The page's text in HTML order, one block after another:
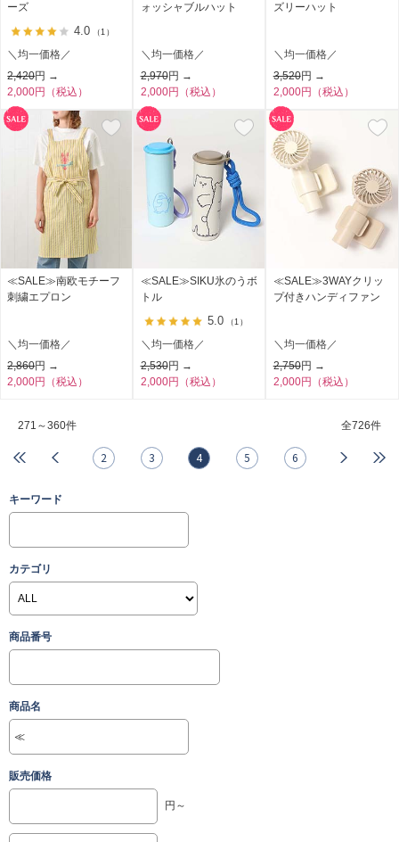
ーズ
4.0 （1）
＼均一価格／
2,420円 →
2,000円（税込）
ォッシャブルハット
＼均一価格／
2,970円 →
2,000円（税込）
ズリーハット
＼均一価格／
3,520円 →
2,000円（税込）
≪SALE≫南欧モチーフ
刺繍エプロン
＼均一価格／
2,860円 →
2,000円（税込）
≪SALE≫SIKU氷のうボ
トル
5.0 （1）
＼均一価格／
2,530円 →
2,000円（税込）
≪SALE≫3WAYクリッ
プ付きハンディファン
＼均一価格／
2,750円 →
2,000円（税込）
271～360件 全726件
2 3 4 5 6
キーワード
カテゴリ
商品番号
商品名
販売価格
円～